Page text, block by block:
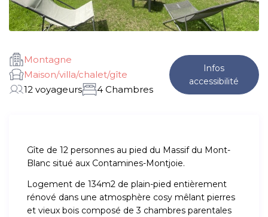
Montagne
Maison/villa/chalet/gîte
12 voyageurs
4 Chambres
Infos
accessibilité
Gîte de 12 personnes au pied du Massif du Mont-
Blanc situé aux Contamines-Montjoie.
Logement de 134m2 de plain-pied entièrement
rénové dans une atmosphère cosy mêlant pierres
et vieux bois composé de 3 chambres parentales